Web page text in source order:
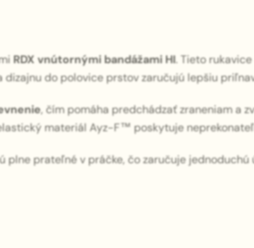
RDX vnútornými bandážami HI. Tieto
do polovice prstov zaručujú lepšiu
, čím pomáha predchádzať zraneniam a
materiál Ayz-F™ poskytuje
plne prateľné v práčke, čo zaručuje